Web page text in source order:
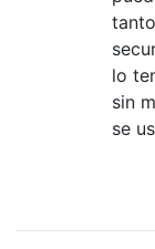
lo
sin
se